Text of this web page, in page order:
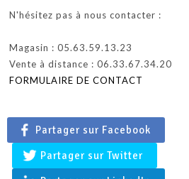
N'hésitez pas à nous contacter :
Magasin : 05.63.59.13.23
Vente à distance : 06.33.67.34.20
FORMULAIRE DE CONTACT
Partager sur Facebook
Partager sur Twitter